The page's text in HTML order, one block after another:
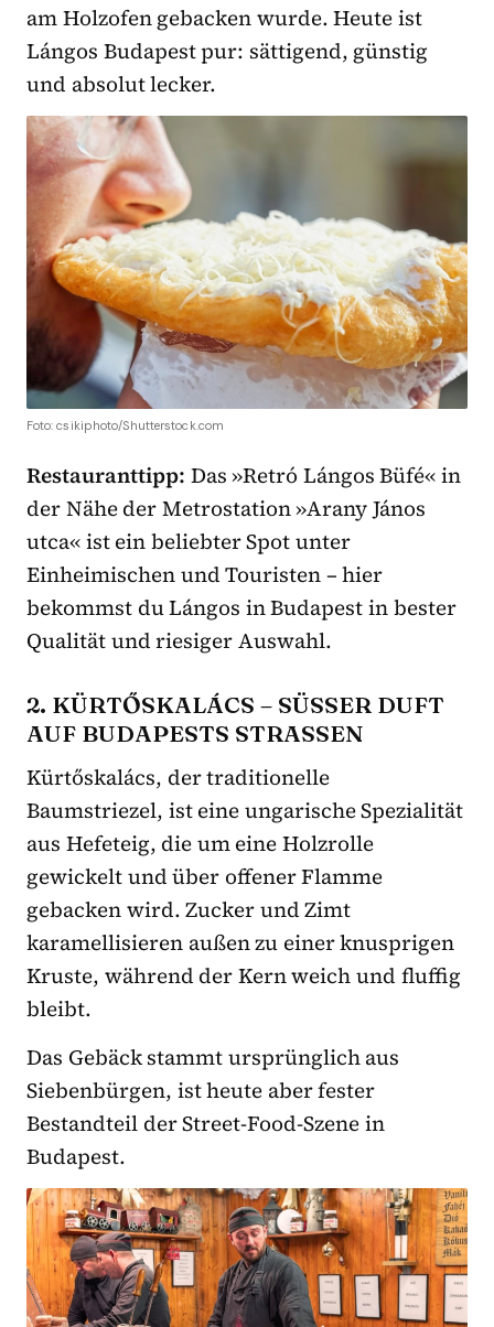
am Holzofen gebacken wurde. Heute ist
Lángos Budapest pur: sättigend, günstig
und absolut lecker.
Foto: csikiphoto/Shutterstock.com
Restauranttipp: Das »Retró Lángos Büfé« in
der Nähe der Metrostation »Arany János
utca« ist ein beliebter Spot unter
Einheimischen und Touristen – hier
bekommst du Lángos in Budapest in bester
Qualität und riesiger Auswahl.
2. KÜRTŐSKALÁCS – SÜSSER DUFT A
UF BUDAPESTS STRASSEN
Kürtőskalács, der traditionelle
Baumstriezel, ist eine ungarische Spezialität
aus Hefeteig, die um eine Holzrolle
gewickelt und über offener Flamme
gebacken wird. Zucker und Zimt
karamellisieren außen zu einer knusprigen
Kruste, während der Kern weich und fluffig
bleibt.
Das Gebäck stammt ursprünglich aus
Siebenbürgen, ist heute aber fester
Bestandteil der Street-Food-Szene in
Budapest.